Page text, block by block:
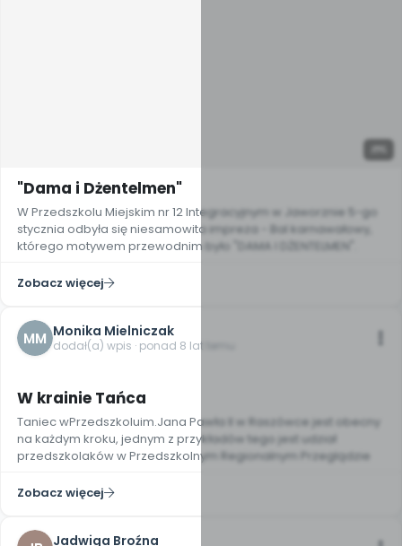
"Dama i Dżentelmen"
W Przedszkolu Miejskim nr 12 Integracyjnym w Jaworznie 5-go
stycznia odbyła się niesamowita impreza - Bal karnawałowy,
którego motywem przewodnim było "DAMA I DŻENTELMEN".
Zobacz więcej
MM Monika Mielniczak
dodał(a) wpis · ponad 8 lat temu
W krainie Tańca
Taniec wPrzedszkoluim.Jana Pawła II w Raszówce jest obecny
na każdym kroku, jednym z przykładów tego jest udział
przedszkolaków w Przedszkolnym Regionalnym Przeglądzie
Zobacz więcej
Jadwiga Broźna